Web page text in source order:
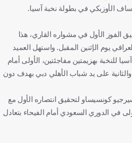
الأوزبكي في بطولة نخبة آسيا.
الفوز الأول في مشواره القاري، هذا
يوم الإثنين المقبل. واستهل العميد
للنخبة بهزيمتين مفاجئتين، الأولى أمام
والثانية على يد شباب الأهلي دبي بهدف دون
كونسيساو لتحقيق انتصاره الأول مع
في الدوري السعودي أمام الفيحاء بتعادل